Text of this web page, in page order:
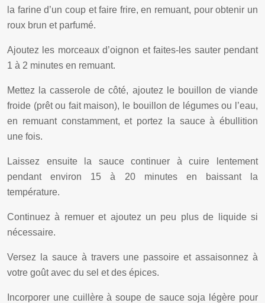
la farine d’un coup et faire frire, en remuant, pour obtenir un
roux brun et parfumé.
Ajoutez les morceaux d’oignon et faites-les sauter pendant
1 à 2 minutes en remuant.
Mettez la casserole de côté, ajoutez le bouillon de viande
froide (prêt ou fait maison), le bouillon de légumes ou l’eau,
en remuant constamment, et portez la sauce à ébullition
une fois.
Laissez ensuite la sauce continuer à cuire lentement
pendant environ 15 à 20 minutes en baissant la
température.
Continuez à remuer et ajoutez un peu plus de liquide si
nécessaire.
Versez la sauce à travers une passoire et assaisonnez à
votre goût avec du sel et des épices.
Incorporer une cuillère à soupe de sauce soja légère pour